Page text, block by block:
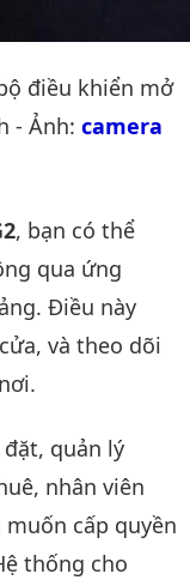
điều khiển mở
- Ảnh: camera
, bạn có thể
qua ứng
Điều này
và theo dõi
quản lý
nhân viên
cấp quyền
thống cho